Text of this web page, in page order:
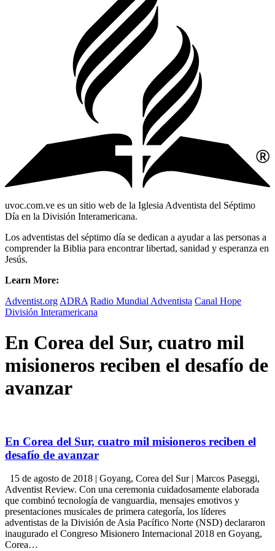
uvoc.com.ve es un sitio web de la Iglesia Adventista del Séptimo
Día en la División Interamericana.
Los adventistas del séptimo día se dedican a ayudar a las personas a
comprender la Biblia para encontrar libertad, sanidad y esperanza en
Jesús.
Learn More:
Adventist.org ADRA Radio Mundial Adventista Canal Hope
División Interamericana
En Corea del Sur, cuatro mil
misioneros reciben el desafío de
avanzar
En Corea del Sur, cuatro mil misioneros reciben el
desafío de avanzar
15 de agosto de 2018 | Goyang, Corea del Sur | Marcos Paseggi,
Adventist Review. Con una ceremonia cuidadosamente elaborada
que combinó tecnología de vanguardia, mensajes emotivos y
presentaciones musicales de primera categoría, los líderes
adventistas de la División de Asia Pacífico Norte (NSD) declararon
inaugurado el Congreso Misionero Internacional 2018 en Goyang,
Corea…